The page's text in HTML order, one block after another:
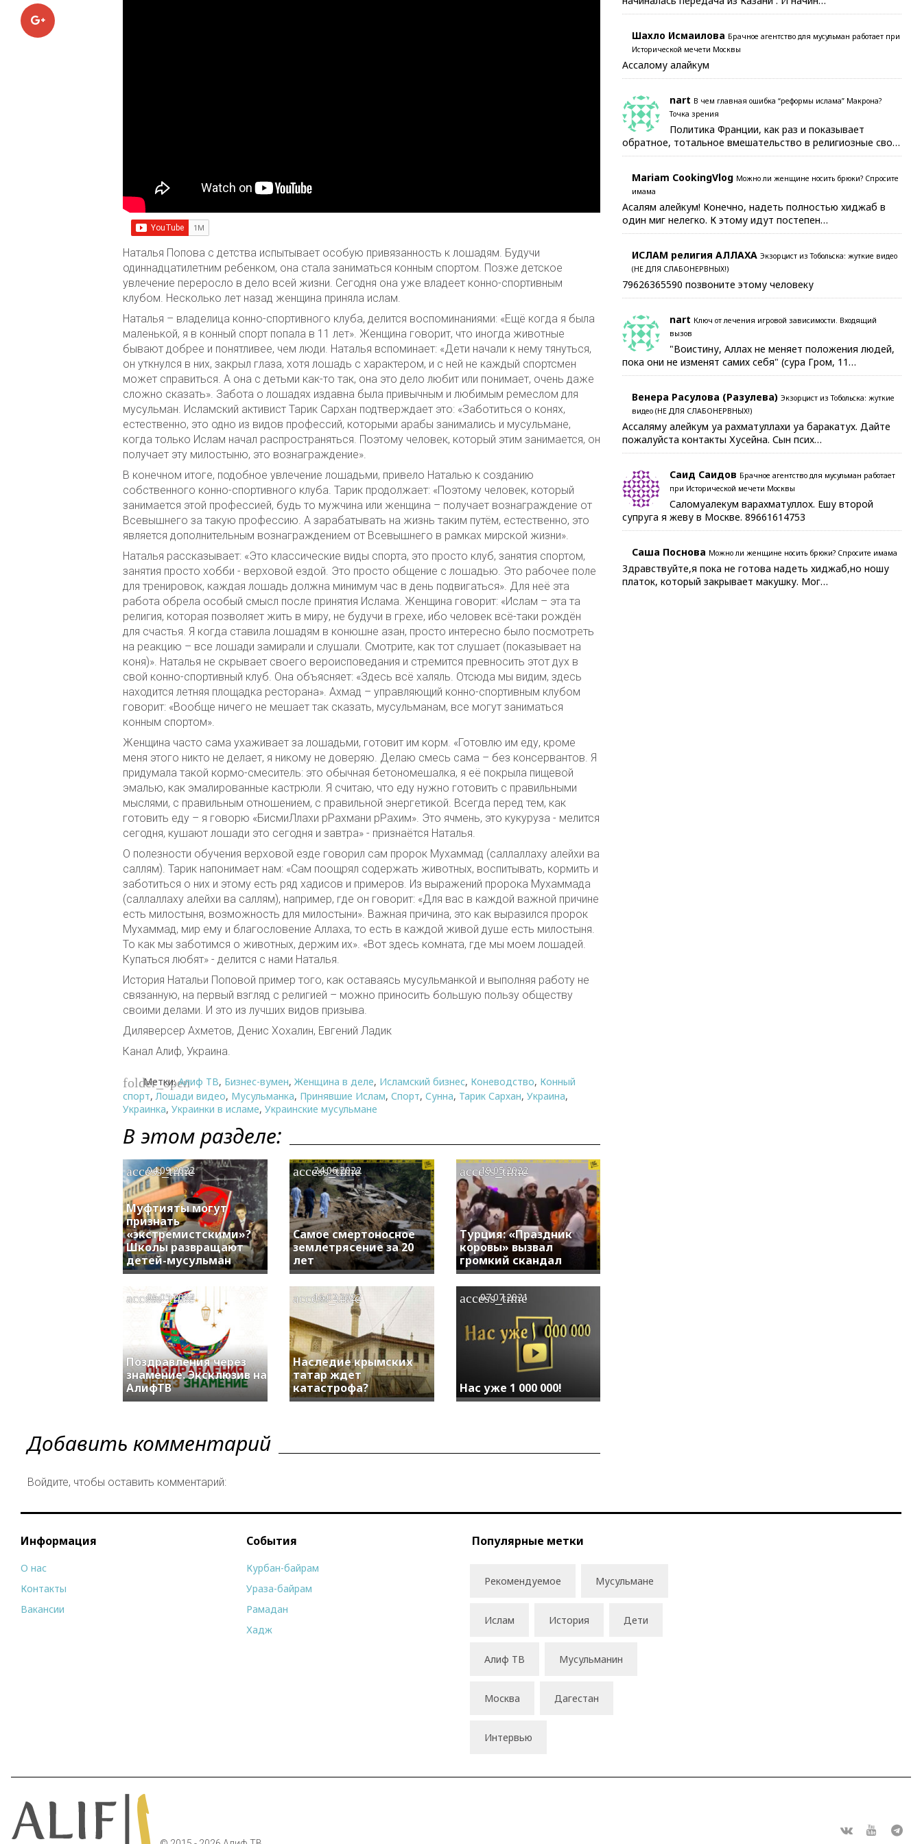
Google+
Наталья Попова с детства испытывает особую привязанность к лошадям. Будучи
одиннадцатилетним ребенком, она стала заниматься конным спортом. Позже детское
увлечение переросло в дело всей жизни. Сегодня она уже владеет конно-спортивным
клубом. Несколько лет назад женщина приняла ислам.
Наталья – владелица конно-спортивного клуба, делится воспоминаниями: «Ещё когда я была
маленькой, я в конный спорт попала в 11 лет». Женщина говорит, что иногда животные
бывают добрее и понятливее, чем люди. Наталья вспоминает: «Дети начали к нему тянуться,
он уткнулся в них, закрыл глаза, хотя лошадь с характером, и с ней не каждый спортсмен
может справиться. А она с детьми как-то так, она это дело любит или понимает, очень даже
сложно сказать». Забота о лошадях издавна была привычным и любимым ремеслом для
мусульман. Исламский активист Тарик Сархан подтверждает это: «Заботиться о конях,
естественно, это одно из видов профессий, которыми арабы занимались и мусульмане,
когда только Ислам начал распространяться. Поэтому человек, который этим занимается, он
получает эту милостыню, это вознаграждение».
В конечном итоге, подобное увлечение лошадьми, привело Наталью к созданию
собственного конно-спортивного клуба. Тарик продолжает: «Поэтому человек, который
занимается этой профессией, будь то мужчина или женщина – получает вознаграждение от
Всевышнего за такую профессию. А зарабатывать на жизнь таким путём, естественно, это
является дополнительным вознаграждением от Всевышнего в рамках мирской жизни».
Наталья рассказывает: «Это классические виды спорта, это просто клуб, занятия спортом,
занятия просто хобби - верховой ездой. Это просто общение с лошадью. Это рабочее поле
для тренировок, каждая лошадь должна минимум час в день подвигаться». Для неё эта
работа обрела особый смысл после принятия Ислама. Женщина говорит: «Ислам – эта та
религия, которая позволяет жить в миру, не будучи в грехе, ибо человек всё-таки рождён
для счастья. Я когда ставила лошадям в конюшне азан, просто интересно было посмотреть
на реакцию – все лошади замирали и слушали. Смотрите, как тот слушает (показывает на
коня)». Наталья не скрывает своего вероисповедания и стремится превносить этот дух в
свой конно-спортивный клуб. Она объясняет: «Здесь всё халяль. Отсюда мы видим, здесь
находится летняя площадка ресторана». Ахмад – управляющий конно-спортивным клубом
говорит: «Вообще ничего не мешает так сказать, мусульманам, все могут заниматься
конным спортом».
Женщина часто сама ухаживает за лошадьми, готовит им корм. «Готовлю им еду, кроме
меня этого никто не делает, я никому не доверяю. Делаю смесь сама – без консервантов. Я
придумала такой кормо-смеситель: это обычная бетономешалка, я её покрыла пищевой
эмалью, как эмалированные кастрюли. Я считаю, что еду нужно готовить с правильными
мыслями, с правильным отношением, с правильной энергетикой. Всегда перед тем, как
готовить еду – я говорю «БисмиЛлахи рРахмани рРахим». Это ячмень, это кукуруза - мелится
сегодня, кушают лошади это сегодня и завтра» - признаётся Наталья.
О полезности обучения верховой езде говорил сам пророк Мухаммад (саллаллаху алейхи ва
саллям). Тарик напонимает нам: «Сам поощрял содержать животных, воспитывать, кормить и
заботиться о них и этому есть ряд хадисов и примеров. Из выражений пророка Мухаммада
(саллаллаху алейхи ва саллям), например, где он говорит: «Для вас в каждой важной причине
есть милостыня, возможность для милостыни». Важная причина, это как выразился пророк
Мухаммад, мир ему и благословение Аллаха, то есть в каждой живой душе есть милостыня.
То как мы заботимся о животных, держим их». «Вот здесь комната, где мы моем лошадей.
Купаться любят» - делится с нами Наталья.
История Натальи Поповой пример того, как оставаясь мусульманкой и выполняя работу не
связанную, на первый взгляд с религией – можно приносить большую пользу обществу
своими делами. И это из лучших видов призыва.
Диляверсер Ахметов, Денис Хохалин, Евгений Ладик
Канал Алиф, Украина.
folder_open
Метки:Алиф ТВ, Бизнес-вумен, Женщина в деле, Исламский бизнес, Коневодство, Конный
спорт,Лошади видео, Мусульманка, Принявшие Ислам, Спорт, Сунна, Тарик Сархан, Украина,
Украинка, Украинки в исламе, Украинские мусульмане
В этом разделе:
Муфтияты могут
признать
«экстремистскими»?
Школы развращают
детей-мусульман
access_time
04.09.2022
Самое смертоносное
землетрясение за 20
лет
access_time
24.06.2022
Турция: «Праздник
коровы» вызвал
громкий скандал
access_time
19.05.2022
Поздравления через
знамение. Эксклюзив на
АлифТВ
access_time
05.05.2022
Наследие крымских
татар ждет
катастрофа?
access_time
16.02.2022
Нас уже 1 000 000!
access_time
07.07.2021
Добавить комментарий
Войдите, чтобы оставить комментарий:
Шахло Исмаилова Брачное агентство для мусульман работает при
Исторической мечети Москвы
Ассалому алайкум
nart В чем главная ошибка “реформы ислама” Макрона?
Точка зрения
Политика Франции, как раз и показывает
обратное, тотальное вмешательство в религиозные сво…
Mariam CookingVlog Можно ли женщине носить брюки? Спросите
имама
Асалям алейкум! Конечно, надеть полностью хиджаб в
один миг нелегко. К этому идут постепен…
ИСЛАМ религия АЛЛАХА Экзорцист из Тобольска: жуткие видео
(НЕ ДЛЯ СЛАБОНЕРВНЫХ!)
79626365590 позвоните этому человеку
nart Ключ от лечения игровой зависимости. Входящий
вызов
"Воистину, Аллах не меняет положения людей,
пока они не изменят самих себя" (сура Гром, 11…
Венера Расулова (Разулева) Экзорцист из Тобольска: жуткие
видео (НЕ ДЛЯ СЛАБОНЕРВНЫХ!)
Ассаляму алейкум уа рахматуллахи уа баракатух. Дайте
пожалуйста контакты Хусейна. Сын псих…
Саид Саидов Брачное агентство для мусульман работает
при Исторической мечети Москвы
Саломуалекум варахматуллох. Ешу второй
супруга я жеву в Москве. 89661614753
Саша Поснова Можно ли женщине носить брюки? Спросите имама
Здравствуйте,я пока не готова надеть хиджаб,но ношу
платок, который закрывает макушку. Мог…
Информация
О нас
Контакты
Вакансии
События
Курбан-байрам
Ураза-байрам
Рамадан
Хадж
Популярные метки
Рекомендуемое Мусульмане
Ислам История Дети
Алиф ТВ Мусульманин
Москва Дагестан
Интервью